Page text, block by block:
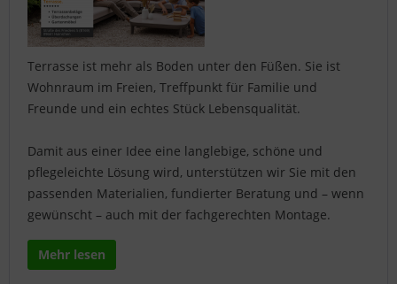
Terrasse ist mehr als Boden unter den Füßen. Sie ist
Wohnraum im Freien, Treffpunkt für Familie und
Freunde und ein echtes Stück Lebensqualität.
Damit aus einer Idee eine langlebige, schöne und
pflegeleichte Lösung wird, unterstützen wir Sie mit den
passenden Materialien, fundierter Beratung und – wenn
gewünscht – auch mit der fachgerechten Montage.
Mehr lesen